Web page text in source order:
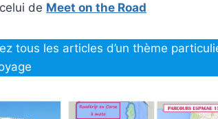
de Meet on the Road
tous les articles d’un thème